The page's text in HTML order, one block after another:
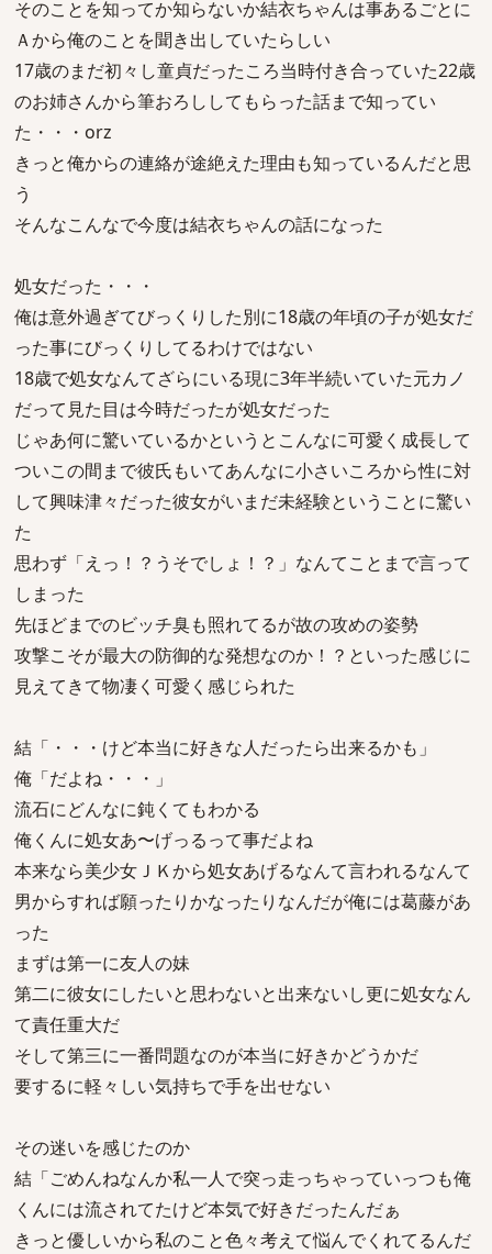
そのことを知ってか知らないか結衣ちゃんは事あるごとに
Ａから俺のことを聞き出していたらしい
17歳のまだ初々し童貞だったころ当時付き合っていた22歳
のお姉さんから筆おろししてもらった話まで知ってい
た・・・orz
きっと俺からの連絡が途絶えた理由も知っているんだと思
う
そんなこんなで今度は結衣ちゃんの話になった
処女だった・・・
俺は意外過ぎてびっくりした別に18歳の年頃の子が処女だ
った事にびっくりしてるわけではない
18歳で処女なんてざらにいる現に3年半続いていた元カノ
だって見た目は今時だったが処女だった
じゃあ何に驚いているかというとこんなに可愛く成長して
ついこの間まで彼氏もいてあんなに小さいころから性に対
して興味津々だった彼女がいまだ未経験ということに驚い
た
思わず「えっ！？うそでしょ！？」なんてことまで言って
しまった
先ほどまでのビッチ臭も照れてるが故の攻めの姿勢
攻撃こそが最大の防御的な発想なのか！？といった感じに
見えてきて物凄く可愛く感じられた
結「・・・けど本当に好きな人だったら出来るかも」
俺「だよね・・・」
流石にどんなに鈍くてもわかる
俺くんに処女あ〜げっるって事だよね
本来なら美少女ＪＫから処女あげるなんて言われるなんて
男からすれば願ったりかなったりなんだが俺には葛藤があ
った
まずは第一に友人の妹
第二に彼女にしたいと思わないと出来ないし更に処女なん
て責任重大だ
そして第三に一番問題なのが本当に好きかどうかだ
要するに軽々しい気持ちで手を出せない
その迷いを感じたのか
結「ごめんねなんか私一人で突っ走っちゃっていっつも俺
くんには流されてたけど本気で好きだったんだぁ
きっと優しいから私のこと色々考えて悩んでくれてるんだ